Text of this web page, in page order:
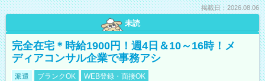
掲載日：2026.08.06
未読
完全在宅＊時給1900円！週4日＆10～16時！メ
ディアコンサル企業で事務アシ
派遣 ブランクOK WEB登録・面接OK